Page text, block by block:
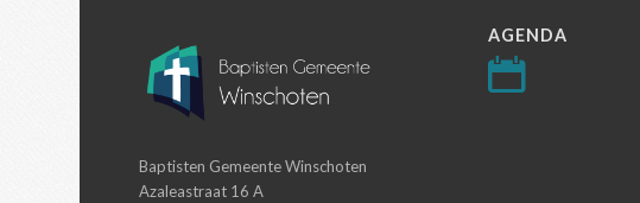
Baptisten Gemeente Winschoten
Azaleastraat 16 A
AGENDA